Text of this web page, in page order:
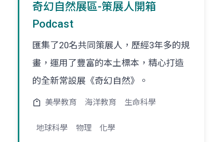
奇幻自然展區-策展人開箱
Podcast
匯集了20名共同策展人，歷經3年多的規
畫，運用了豐富的本土標本，精心打造
的全新常設展《奇幻自然》。
美學教育 海洋教育 生命科學
地球科學 物理 化學